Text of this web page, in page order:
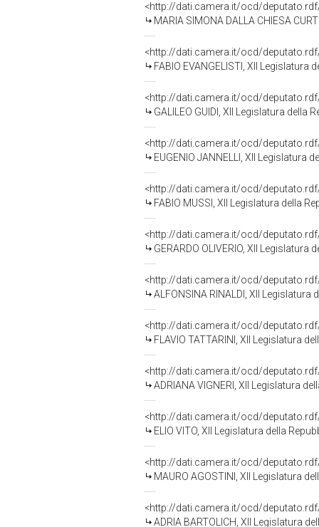
<http://dati.camera.it/ocd/
MARIA SIMONA DALLA CHIESA
<http://dati.camera.it/ocd/
FABIO EVANGELISTI, XII Legislatura
<http://dati.camera.it/ocd/
GALILEO GUIDI, XII Legislatura della
<http://dati.camera.it/ocd/
EUGENIO JANNELLI, XII Legislatura
<http://dati.camera.it/ocd/
FABIO MUSSI, XII Legislatura della
<http://dati.camera.it/ocd/
GERARDO OLIVERIO, XII Legislatura
<http://dati.camera.it/ocd/
ALFONSINA RINALDI, XII Legislatura
<http://dati.camera.it/ocd/
FLAVIO TATTARINI, XII Legislatura
<http://dati.camera.it/ocd/
ADRIANA VIGNERI, XII Legislatura
<http://dati.camera.it/ocd/
ELIO VITO, XII Legislatura della
<http://dati.camera.it/ocd/
MAURO AGOSTINI, XII Legislatura
<http://dati.camera.it/ocd/
ADRIA BARTOLICH, XII Legislatura